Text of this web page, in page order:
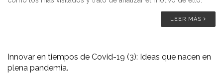
LEER MÁS
Innovar en tiempos de Covid-19 (3): Ideas que nacen en
plena pandemia.